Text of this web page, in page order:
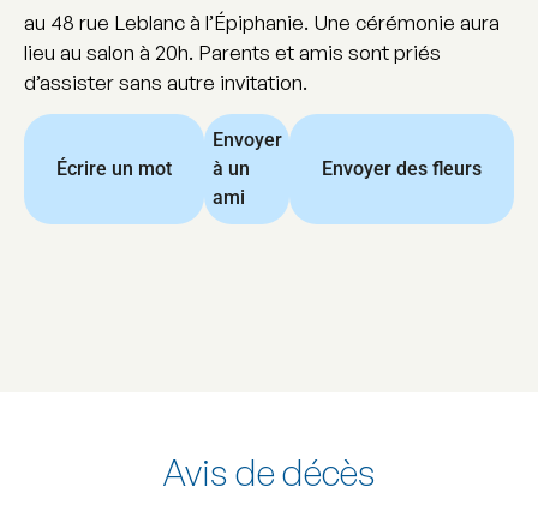
au 48 rue Leblanc à l’Épiphanie. Une cérémonie aura
lieu au salon à 20h. Parents et amis sont priés
d’assister sans autre invitation.
Écrire un mot
Envoyer
à un
ami
Envoyer des fleurs
Avis de décès